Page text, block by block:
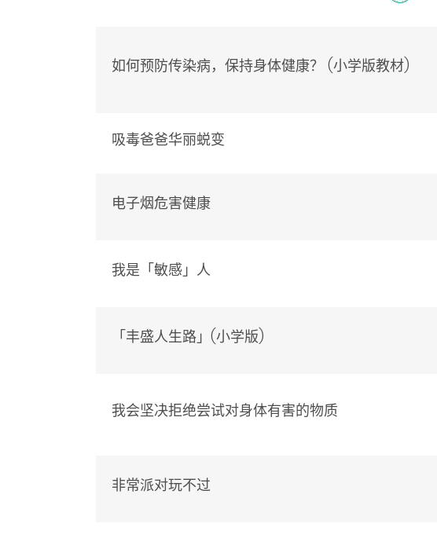
如何预防传染病， 保持身体健康？ (小学版教材)
吸毒爸爸华丽蜕变
电子烟危害健康
我是「敏感」人
「丰盛人生路」(小学版)
我会坚决拒绝尝试对身体有害的物质
非常派对玩不过